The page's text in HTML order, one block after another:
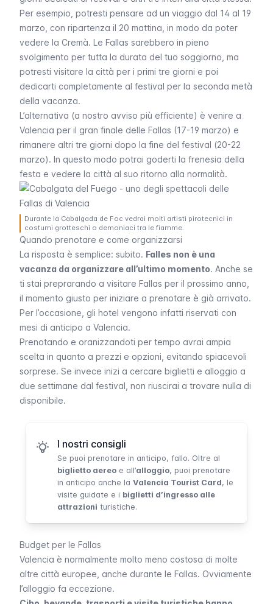
Per esempio, potresti pensare ad un viaggio dal 14 al 19
marzo, con ripartenza il 20 mattina, in modo da poter
vedere la Cremà. Le Fallas sarebbero in pieno
svolgimento per tutta la durata del tuo soggiorno, ma
potresti visitare la città per i primi tre giorni e poi
dedicarti completamente al festival per la seconda metà
della vacanza.
L’alternativa (a nostro avviso più efficiente) è venire a
Valencia per il gran finale delle Fallas (17-19 marzo) e
rimanere altri tre giorni dopo la fine del festival (20-22
marzo). In questo modo potrai goderti la frenesia della
festa e vedere la città al suo ritorno alla normalità.
Durante la Cabalgada de Foc vedrai molti artisti pirotecnici in
costumi grotteschi o demoniaci tra le fiamme.
Quando prenotare e come organizzarsi
La risposta è semplice: subito. Falles non è una
vacanza da organizzare all’ultimo momento. Anche se
ti stai preprarando a visitare Fallas per il prossimo anno,
il momento giusto per iniziare a prenotare è già arrivato.
Per l’occasione, gli hotel vengono infatti riservati con
mesi di anticipo a Valencia.
Prenotando e oranizzandoti per tempo avrai ampia
scelta in quanto a prezzi e opzioni, evitando spiacevoli
sorprese. Se invece inizi a cercare biglietti e alloggio a
due settimane dal festival, non riuscirai a trovare nulla di
disponibile.
I nostri consigli
Se puoi prenotare in anticipo, fallo. Oltre al
biglietto aereo e all’alloggio, puoi prenotare
in anticipo anche la Valencia Tourist Card, le
visite guidate e i biglietti d’ingresso alle
attrazioni turistiche.
Budget per le Fallas
Valencia è normalmente molto meno costosa di molte
altre città europee, anche durante le Fallas. Ovviamente
l’alloggio fa eccezione.